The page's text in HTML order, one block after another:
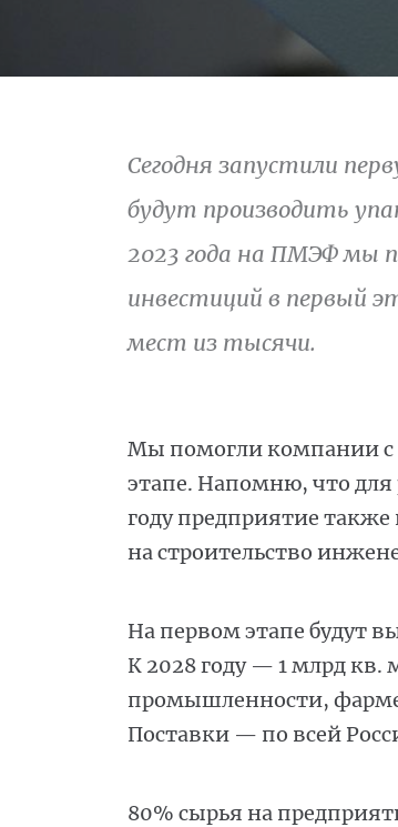
Сегодня запустили
будут производить
2023 года на ПМЭФ мы
инвестиций в первый
мест из тысячи.
Мы помогли компании с
этапе. Напомню, что для
году предприятие
на строительство
На первом этапе будут
К 2028 году — 1 млрд кв.
промышленности,
Поставки — по всей
80% сырья на